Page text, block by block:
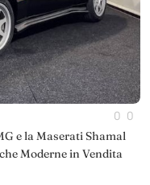
0 0
e la Maserati Shamal
Moderne in Vendita